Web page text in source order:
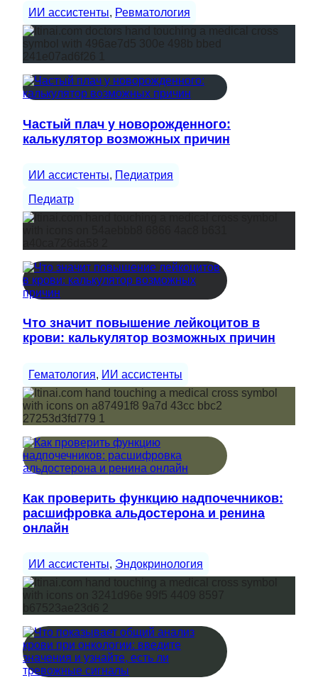
ИИ ассистенты, Ревматология
Частый плач у новорожденного:
калькулятор возможных причин
ИИ ассистенты, Педиатрия
Педиатр
Что значит повышение лейкоцитов в
крови: калькулятор возможных причин
Гематология, ИИ ассистенты
Как проверить функцию надпочечников:
расшифровка альдостерона и ренина
онлайн
ИИ ассистенты, Эндокринология